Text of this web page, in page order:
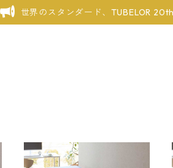
世界のスタンダード、TUBELOR 20th